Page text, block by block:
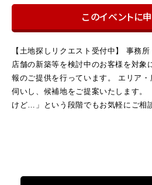
このイベントに
【土地探しリクエスト受付中】 事務
店舗の新築等を検討中のお客様を対象
報のご提供を行っています。 エリア
伺いし、候補地をご提案いたします。
けど…」という段階でもお気軽にご相